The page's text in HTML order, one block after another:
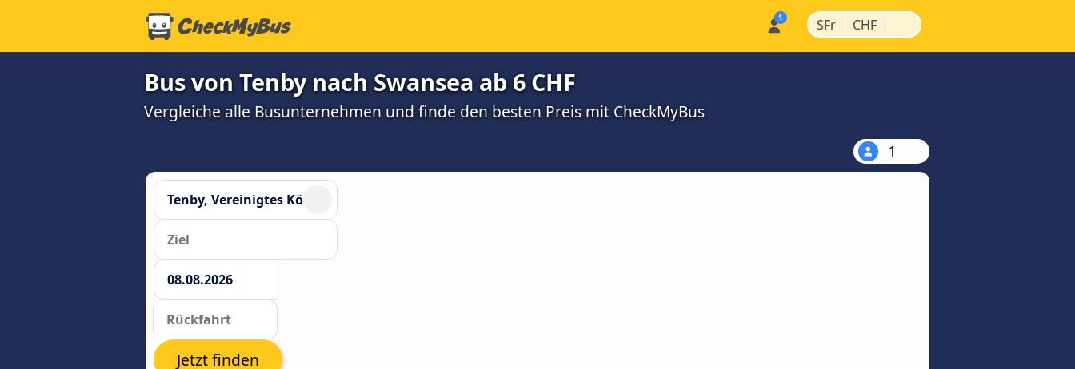
SFr | CHF |
Bus von Tenby nach Swansea ab 6 CHF
Vergleiche alle Busunternehmen und finde den besten Preis mit CheckMyBus
1
Jetzt finden